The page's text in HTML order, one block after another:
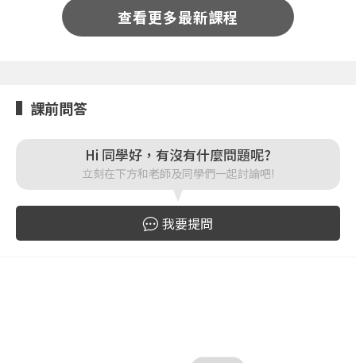
或
登入
忘記密碼
或
註冊
按下註冊即代表你同意我們的使用者條款
策。
查看更多最新課程
課前問答
Hi 同學好，有沒有什麼問題呢?
立刻在下方和老師及同學們一起討論吧!
我要提問